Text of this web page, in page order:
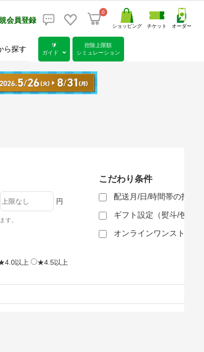
会員登録
0
ショッピング チケット オーダー
ら探す
🔰
ガイド
控除上限額
シミュレーション
円
す。
以上 ★4.5以上
こだわり条件
配送月/日/時間帯の指定
ギフト設定（熨斗/包装
オンラインワンストップ